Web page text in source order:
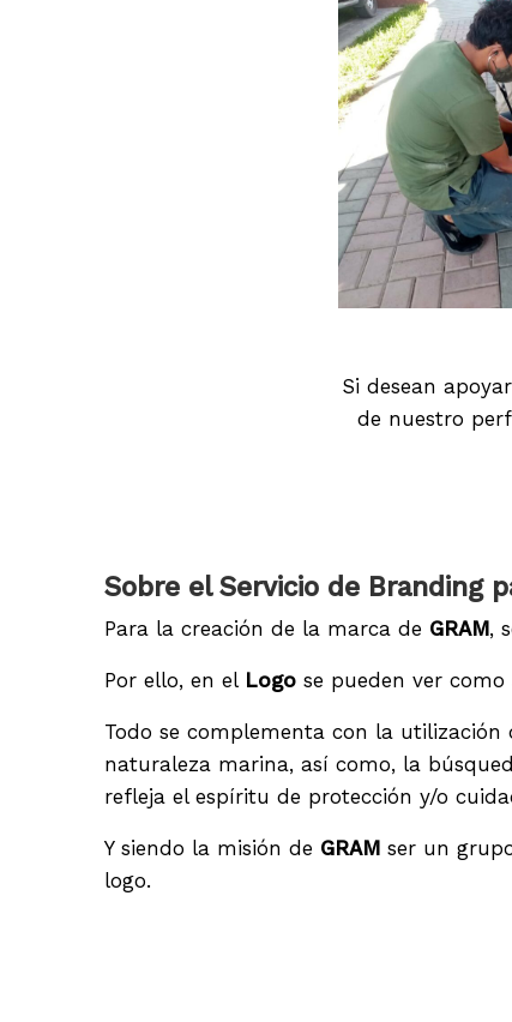
Si desean
de nuestro
Sobre el Servicio de Branding
Para la creación de la marca de GRAM,
Por ello, en el Logo se pueden ver
Todo se complementa con la
naturaleza marina, así como, la
refleja el espíritu de protección y/o
Y siendo la misión de GRAM ser un
logo.